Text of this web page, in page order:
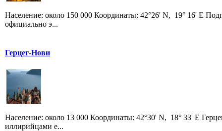
Население: около 150 000 Координаты: 42°26' N, 19° 16' E
официально э...
Герцег-Нови
Население: около 13 000 Координаты: 42°30' N, 18° 33' E
иллирийцами е...